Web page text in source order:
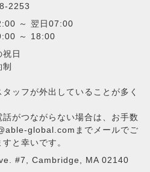
2253
～ 翌日07:00
～ 18:00
祝日
ッフが外出していることが多く
話がつながらない場合は、お手数
global.comまでメールでご
と幸いです。
#7, Cambridge, MA 02140